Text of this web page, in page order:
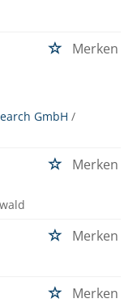
Merken
GmbH /
Merken
Merken
Merken